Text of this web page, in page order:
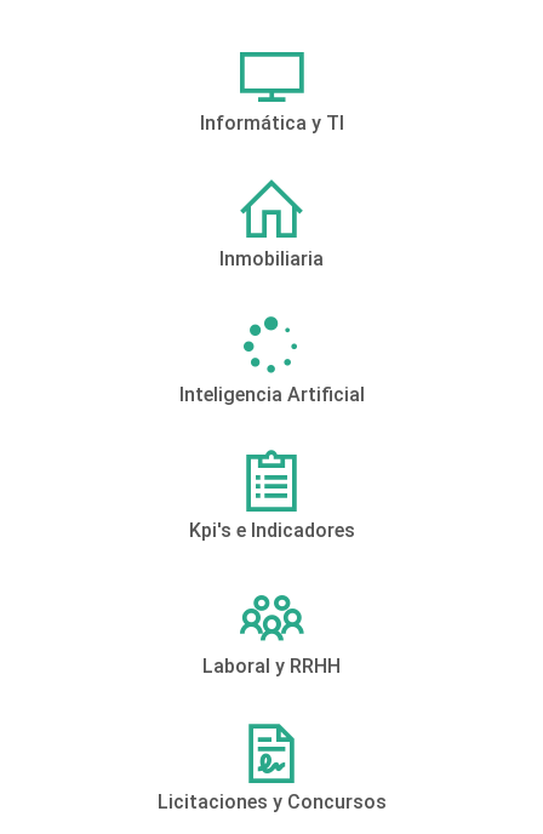
Informática y TI
Inmobiliaria
Inteligencia Artificial
Kpi's e Indicadores
Laboral y RRHH
Licitaciones y Concursos